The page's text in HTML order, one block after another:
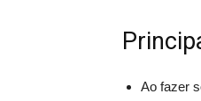
Ao fazer